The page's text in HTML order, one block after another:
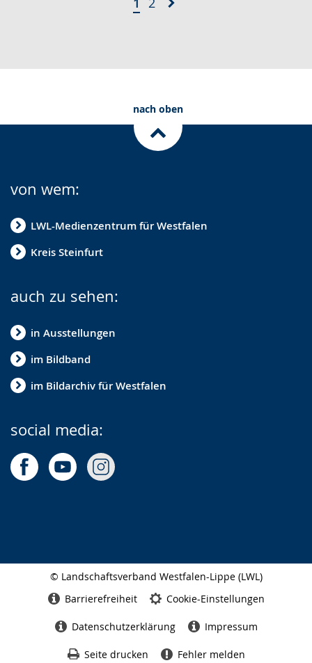
nach oben
von wem:
LWL-Medienzentrum für Westfalen
Kreis Steinfurt
auch zu sehen:
in Ausstellungen
im Bildband
im Bildarchiv für Westfalen
social media:
© Landschaftsverband Westfalen-Lippe (LWL)
Barrierefreiheit Cookie-Einstellungen
Datenschutzerklärung Impressum
Seite drucken Fehler melden